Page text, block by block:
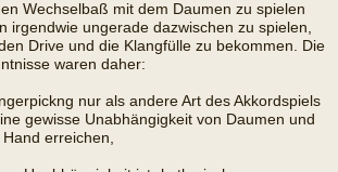
Wechselbaß mit dem Daumen zu spielen
irgendwie ungerade dazwischen zu spielen,
Drive und die Klangfülle zu bekommen. Die
waren daher:
nur als andere Art des Akkordspiels
gewisse Unabhängigkeit von Daumen und
erreichen,